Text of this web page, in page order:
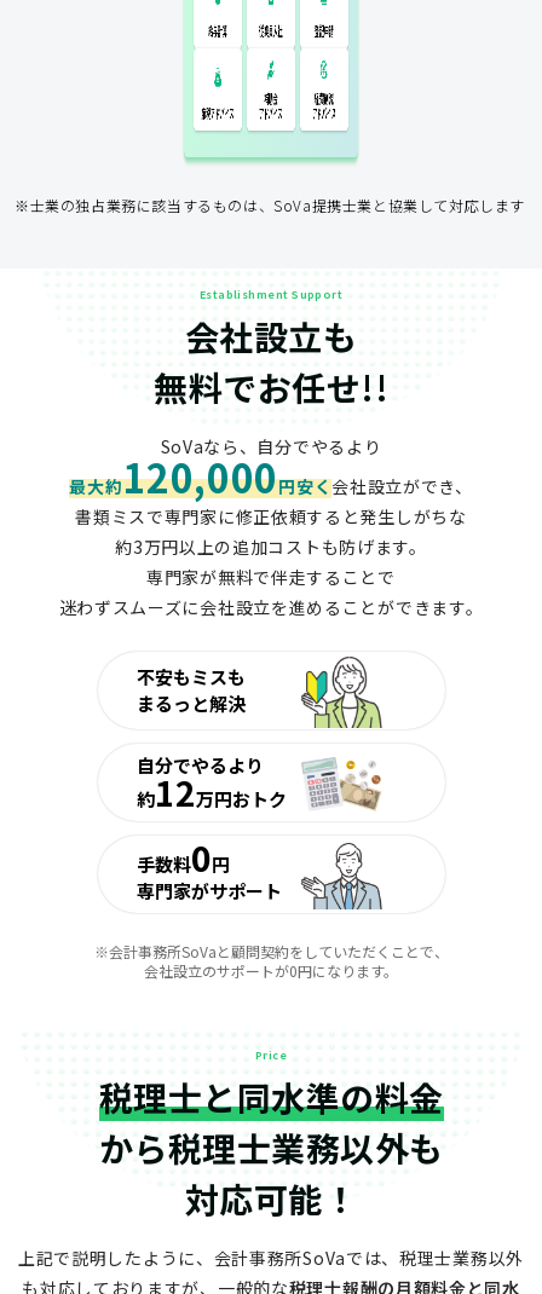
従業員入社
補助金
アドバイス
※士業の独占業務に該当するものは、SoVa提携士業と協業して対応します
Establishment Support
会社設立も
無料でお任せ!!
SoVaなら、自分でやるより
最大約120,000円安く会社設立ができ、
書類ミスで専門家に修正依頼すると発生しがちな
約3万円以上の追加コストも防げます。
専門家が無料で伴走することで
迷わずスムーズに会社設立を進めることができます。
不安もミスも
まるっと解決
自分でやるより
約12万円おトク
手数料0円
専門家がサポート
※会計事務所SoVaと顧問契約をしていただくことで、
会社設立のサポートが0円になります。
Price
税理士と同水準の料金
から税理士業務以外も
対応可能！
上記で説明したように、会計事務所SoVaでは、税理士業務以外
も対応しておりますが、 一般的な税理士報酬の月額料金と同水